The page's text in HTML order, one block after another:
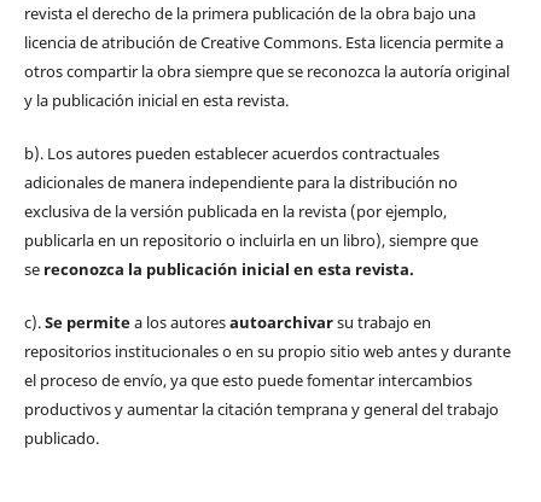
revista el derecho de la primera publicación de la obra bajo una
licencia de atribución de Creative Commons. Esta licencia permite a
otros compartir la obra siempre que se reconozca la autoría original
y la publicación inicial en esta revista.
b). Los autores pueden establecer acuerdos contractuales
adicionales de manera independiente para la distribución no
exclusiva de la versión publicada en la revista (por ejemplo,
publicarla en un repositorio o incluirla en un libro), siempre que
sereconozca la publicación inicial en esta revista.
c).Se permitea los autoresautoarchivarsu trabajo en
repositorios institucionales o en su propio sitio web antes y durante
el proceso de envío, ya que esto puede fomentar intercambios
productivos y aumentar la citación temprana y general del trabajo
publicado.